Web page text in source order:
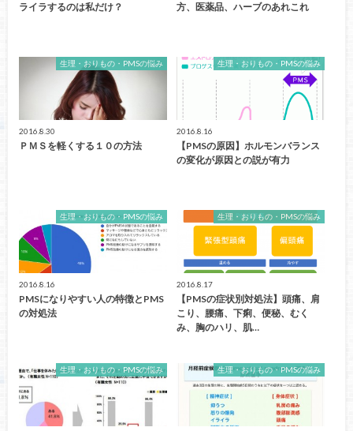
ライラするのは私だけ？
方、医薬品、ハーブのあれこれ
生理・おりもの・PMSの悩み
2016.8.30
ＰＭＳを軽くする１０の方法
生理・おりもの・PMSの悩み
2016.8.16
【PMSの原因】ホルモンバランス
の変化が原因との説が有力
生理・おりもの・PMSの悩み
2016.8.16
PMSになりやすい人の特徴とPMS
の対処法
生理・おりもの・PMSの悩み
2016.8.17
【PMSの症状別対処法】頭痛、肩
こり、腰痛、下痢、便秘、むく
み、胸のハリ、肌…
生理・おりもの・PMSの悩み 生理・おりもの・PMSの悩み